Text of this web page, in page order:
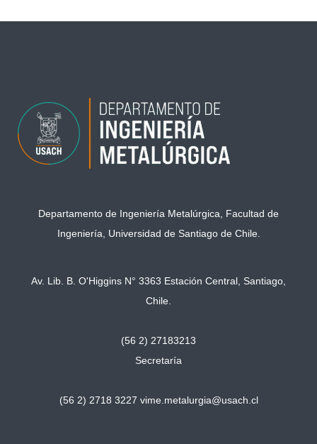
Departamento de Ingeniería Metalúrgica, Facultad de
Ingeniería, Universidad de Santiago de Chile.
Av. Lib. B. O'Higgins N° 3363 Estación Central, Santiago,
Chile.
(56 2) 27183213
Secretaría
(56 2) 2718 3227 vime.metalurgia@usach.cl